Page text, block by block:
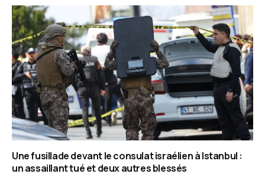
Une fusillade devant le consulat israélien à Istanbul :
un assaillant tué et deux autres blessés